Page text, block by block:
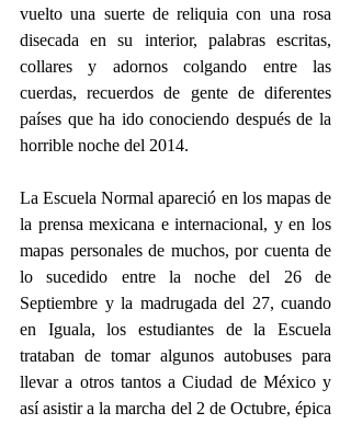
vuelto una suerte de reliquia con una rosa
disecada en su interior, palabras escritas,
collares y adornos colgando entre las
cuerdas, recuerdos de gente de diferentes
países que ha ido conociendo después de la
horrible noche del 2014.
La Escuela Normal apareció en los mapas de
la prensa mexicana e internacional, y en los
mapas personales de muchos, por cuenta de
lo sucedido entre la noche del 26 de
Septiembre y la madrugada del 27, cuando
en Iguala, los estudiantes de la Escuela
trataban de tomar algunos autobuses para
llevar a otros tantos a Ciudad de México y
así asistir a la marcha del 2 de Octubre, épica